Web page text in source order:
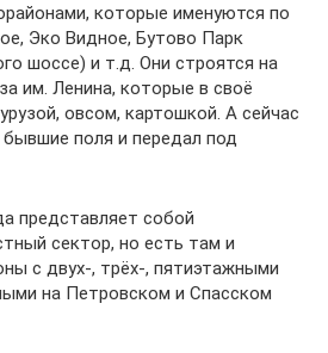
которые именуются по
Эко Видное, Бутово Парк
шоссе) и т.д. Они строятся на
им. Ленина, которые в своё
овсом, картошкой. А сейчас
поля и передал под
представляет собой
сектор, но есть там и
с двух-, трёх-, пятиэтажными
на Петровском и Спасском